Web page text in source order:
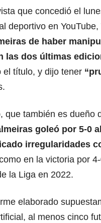
que concedió el
deportivo en YouTube,
de haber
las dos últimas
el título, y dijo tener
que también es dueño
goleó por 5-0 al
irregularidades
en la victoria por
la Liga en 2022.
elaborado
al menos cinco